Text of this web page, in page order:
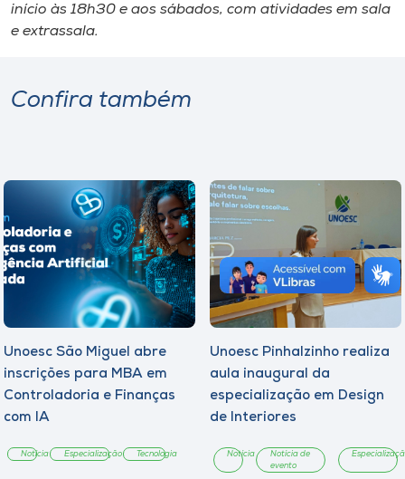
início às 18h30 e aos sábados, com atividades em sala
e extrassala.
Confira também
Unoesc São Miguel abre
inscrições para MBA em
Controladoria e Finanças
com IA
Notícia Especialização Tecnologia
Unoesc Pinhalzinho realiza
aula inaugural da
especialização em Design
de Interiores
Notícia
Notícia de
evento